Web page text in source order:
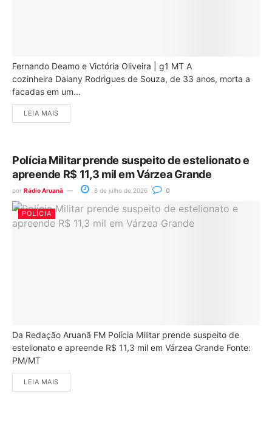
Fernando Deamo e Victória Oliveira | g1 MT A
cozinheira Daiany Rodrigues de Souza, de 33 anos, morta a
facadas em um...
LEIA MAIS
Polícia Militar prende suspeito de estelionato e
apreende R$ 11,3 mil em Várzea Grande
por Rádio Aruanã 8 de julho de 2026 0
POLÍCIA
Da Redação Aruanã FM Polícia Militar prende suspeito de
estelionato e apreende R$ 11,3 mil em Várzea Grande Fonte:
PM/MT
LEIA MAIS